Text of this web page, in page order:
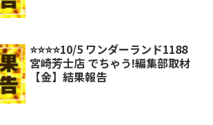
⭐️⭐️⭐️⭐️10/5 ワンダーランド1188
宮崎芳士店 でちゃう!編集部取材
【金】結果報告